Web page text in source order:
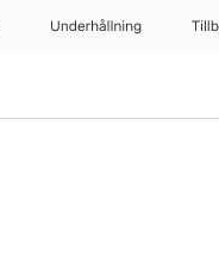
Underhållning